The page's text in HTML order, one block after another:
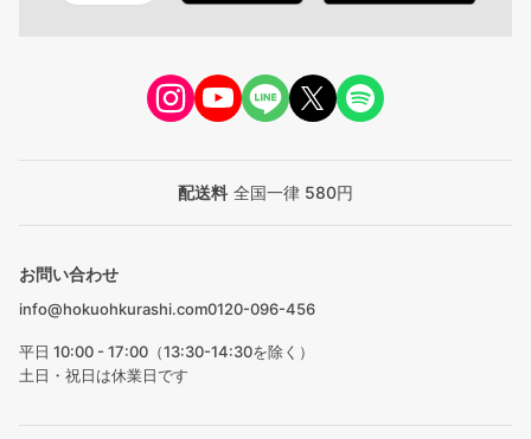
配送料 全国一律 580円
お問い合わせ
info@hokuohkurashi.com0120-096-456
平日 10:00 - 17:00（13:30-14:30を除く）
土日・祝日は休業日です